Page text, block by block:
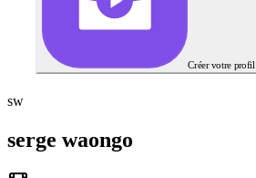
Créer votre profil
sw
serge waongo